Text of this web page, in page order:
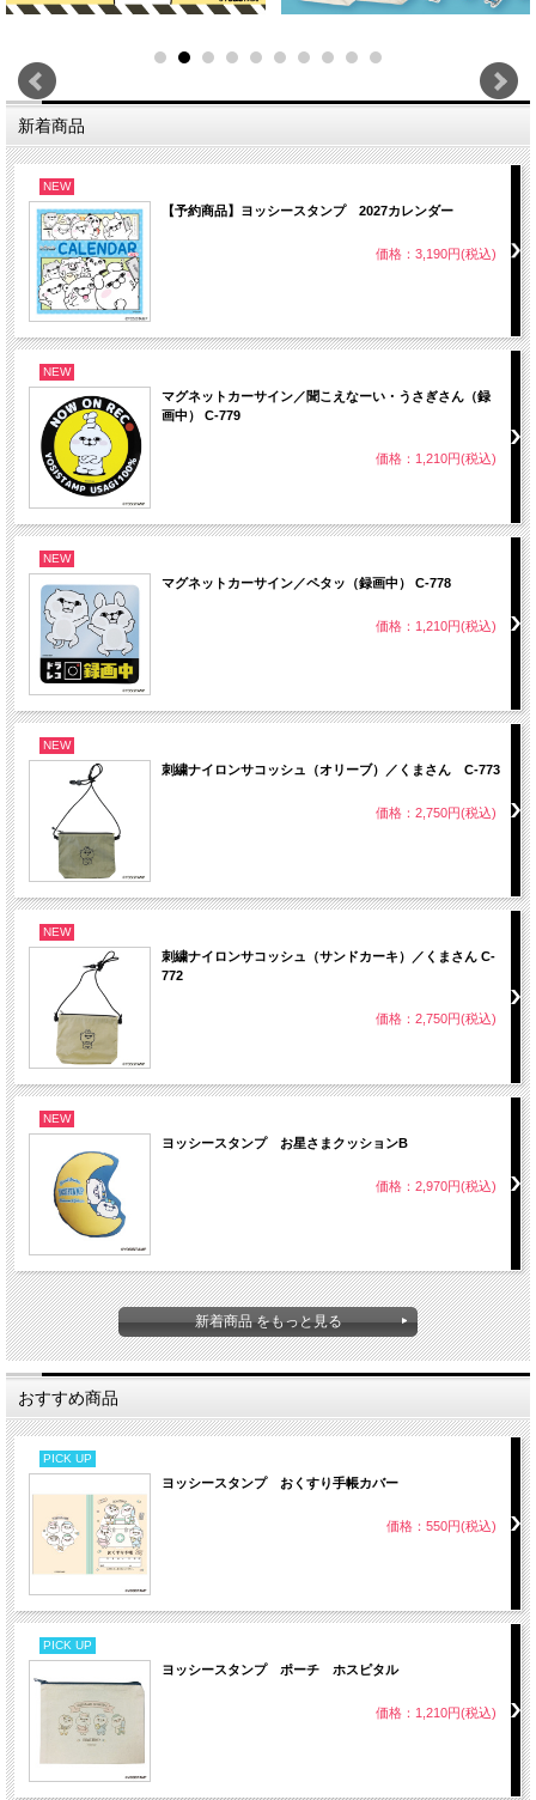
新着商品
NEW
【予約商品】ヨッシースタンプ 2027カレンダー
価格：3,190円(税込)
NEW
マグネットカーサイン／聞こえなーい・うさぎさん（録
画中） C-779
価格：1,210円(税込)
NEW
マグネットカーサイン／ペタッ（録画中） C-778
価格：1,210円(税込)
NEW
刺繍ナイロンサコッシュ（オリーブ）／くまさん C-773
価格：2,750円(税込)
NEW
刺繍ナイロンサコッシュ（サンドカーキ）／くまさん C-
772
価格：2,750円(税込)
NEW
ヨッシースタンプ お星さまクッションB
価格：2,970円(税込)
新着商品 をもっと見る
おすすめ商品
PICK UP
ヨッシースタンプ おくすり手帳カバー
価格：550円(税込)
PICK UP
ヨッシースタンプ ポーチ ホスピタル
価格：1,210円(税込)